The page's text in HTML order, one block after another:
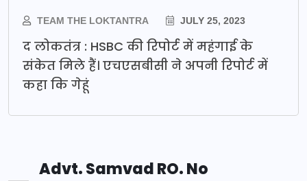
TEAM THE LOKTANTRA JULY 25, 2023
द लोकतंत्र : HSBC की रिपोर्ट में महंगाई के
संकेत मिले हैं। एचएसबीसी ने अपनी रिपोर्ट में
कहा कि गेहूं
Advt. Samvad RO. No